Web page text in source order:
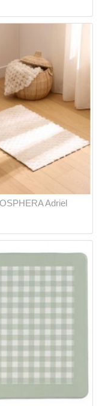
Adriel